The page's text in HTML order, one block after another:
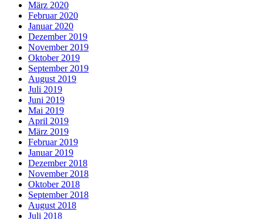
März 2020
Februar 2020
Januar 2020
Dezember 2019
November 2019
Oktober 2019
September 2019
August 2019
Juli 2019
Juni 2019
Mai 2019
April 2019
März 2019
Februar 2019
Januar 2019
Dezember 2018
November 2018
Oktober 2018
September 2018
August 2018
Juli 2018